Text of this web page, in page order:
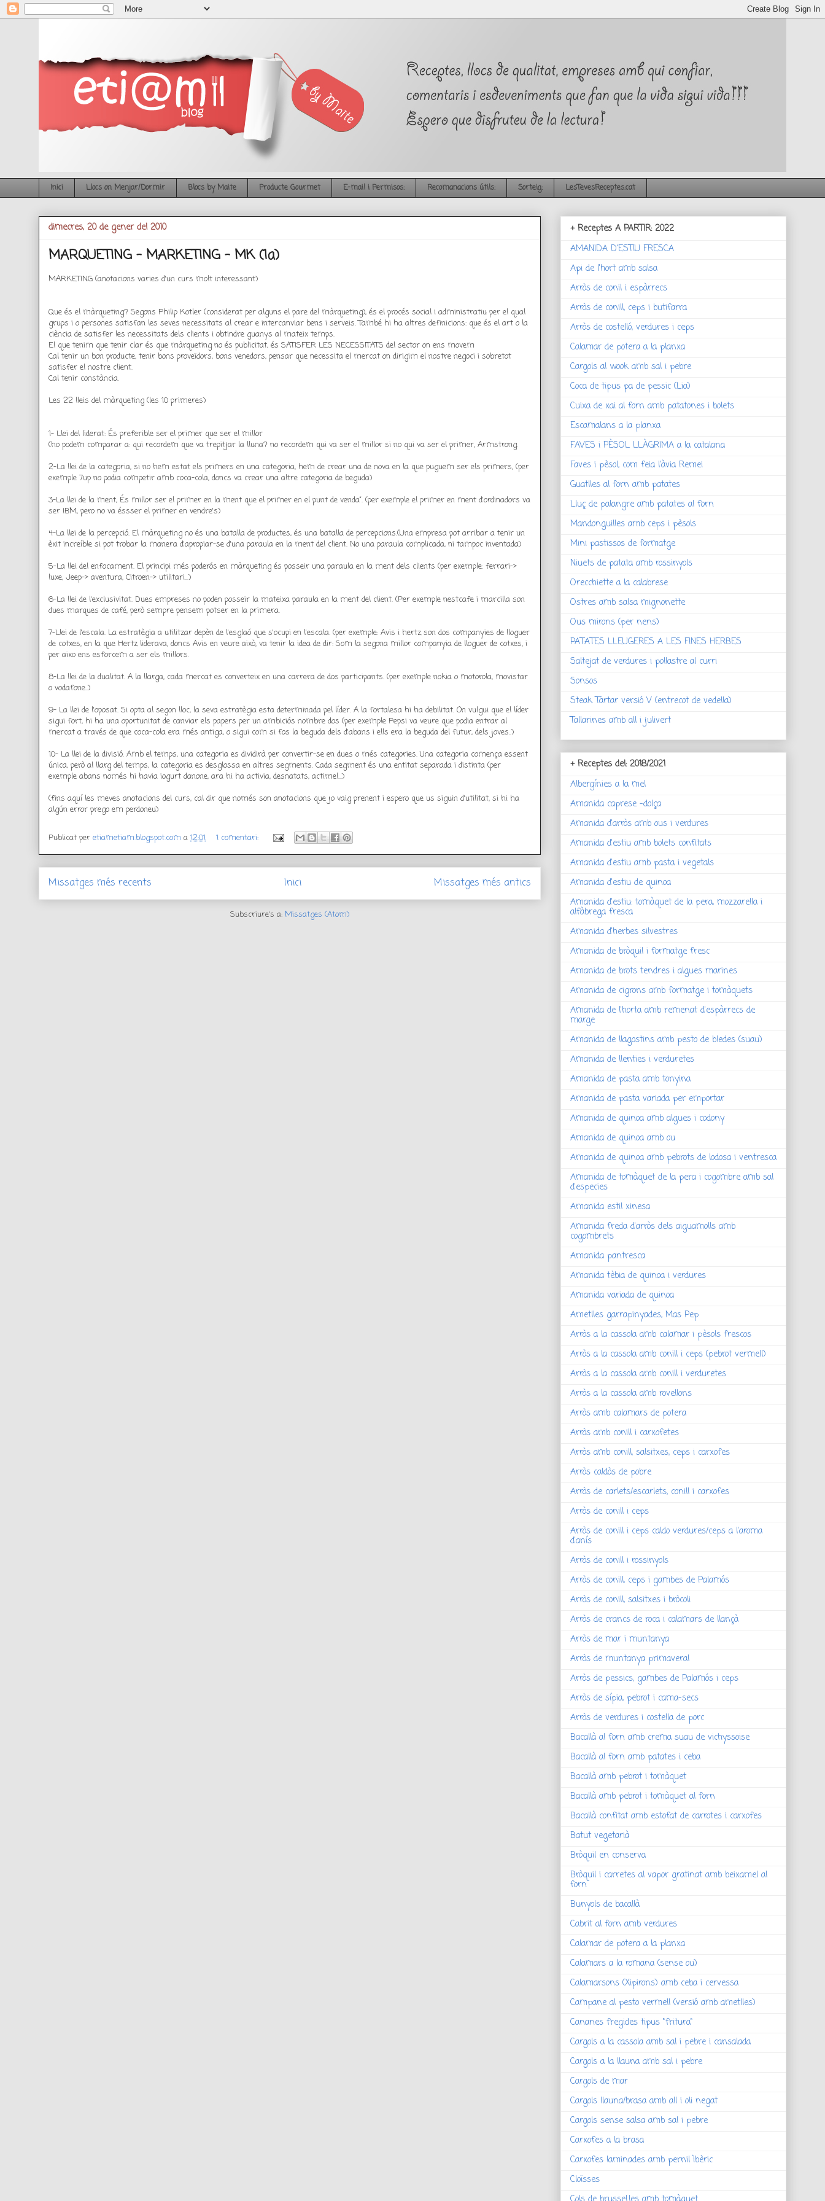
Inici Llocs on Menjar/Dormir Blocs by Maite Producte Gourmet E-mail i Permisos: Recomanacions útils: Sorteig: LesTevesReceptes.cat
dimecres, 20 de gener del 2010
MARQUETING - MARKETING - MK (1a)
MARKETING (anotacions varies d'un curs molt interessant)
Que és el màrqueting? Segons Philip Kotler (considerat per alguns el pare del màrqueting), és el procés social i administratiu per el qual
grups i o persones satisfan les seves necessitats al crear e intercanviar bens i serveis. També hi ha altres definicions: que és el art o la
ciència de satisfer les necessitats dels clients i obtindre guanys al mateix temps.
El que tenim que tenir clar és que màrqueting no és publicitat, és SATISFER LES NECESSITATS del sector on ens movem
Cal tenir un bon producte, tenir bons proveïdors, bons venedors, pensar que necessita el mercat on dirigim el nostre negoci i sobretot
satisfer el nostre client.
Cal tenir constància.
Les 22 lleis del màrqueting (les 10 primeres)
1- Llei del liderat: És preferible ser el primer que ser el millor
(ho podem comparar a: qui recordem que va trepitjar la lluna? no recordem qui va ser el millor si no qui va ser el primer, Armstrong.
2-La llei de la categoria, si no hem estat els primers en una categoria, hem de crear una de nova en la que puguem ser els primers, (per
exemple 7up no podia competir amb coca-cola, doncs va crear una altre categoria de beguda)
3-La llei de la ment, És millor ser el primer en la ment que el primer en el punt de venda”. (per exemple el primer en ment d'ordinadors va
ser IBM, pero no va éssser el primer en vendre's)
4-La llei de la percepció. El màrqueting no és una batalla de productes, és una batalla de percepcions.(Una empresa pot arribar a tenir un
èxit increíble si pot trobar la manera d'apropiar-se d'una paraula en la ment del client. No una paraula complicada, ni tampoc inventada)
5-La llei del enfocament. El principi més poderós en màrqueting és posseir una paraula en la ment dels clients (per exemple: ferrari->
luxe, Jeep-> aventura, Citroen-> utilitari...)
6-La llei de l'exclusivitat. Dues empreses no poden posseir la mateixa paraula en la ment del client. (Per exemple nestcafe i marcilla son
dues marques de café, però sempre pensem potser en la primera.
7-Llei de l'escala. La estratègia a utilitzar depèn de l'esglaó que s'ocupi en l'escala. (per exemple: Avis i hertz son dos companyies de lloguer
de cotxes, en la que Hertz liderava, doncs Avis en veure això, va tenir la idea de dir: Som la segona millor companyia de lloguer de cotxes, i
per aixo ens esforcem a ser els millors.
8-La llei de la dualitat. A la llarga, cada mercat es converteix en una carrera de dos participants. (per exemple nokia o motorola, movistar
o vodafone..)
9- La llei de l'oposat. Si opta al segon lloc, la seva estratègia esta determinada pel líder. A la fortalesa hi ha debilitat. On vulgui que el líder
sigui fort, hi ha una oportunitat de canviar els papers per un ambiciós nombre dos (per exemple Pepsi va veure que podia entrar al
mercat a través de que coca-cola era més antiga, o sigui com si fos la beguda dels d'abans i ells era la beguda del futur, dels joves..)
10- La llei de la divisió. Amb el temps, una categoria es dividirà per convertir-se en dues o més categories. Una categoria comença essent
única, però al llarg del temps, la categoria es desglossa en altres segments. Cada segment és una entitat separada i distinta (per
exemple abans només hi havia iogurt danone, ara hi ha activia, desnatats, actimel...)
(fins aquí les meves anotacions del curs, cal dir que només son anotacions que jo vaig prenent i espero que us siguin d'utilitat, si hi ha
algún error prego em perdoneu)
Publicat per etiametiam.blogspot.com a 12:01 1 comentari:
Missatges més recents Missatges més antics
Inici
Subscriure's a: Missatges (Atom)
+ Receptes A PARTIR: 2022
AMANIDA D'ESTIU FRESCA
Api de l'hort amb salsa
Arròs de conil i espàrrecs
Arròs de conill, ceps i butifarra
Arròs de costelló, verdures i ceps
Calamar de potera a la planxa
Cargols al wook amb sal i pebre
Coca de tipus pa de pessic (Lia)
Cuixa de xai al forn amb patatones i bolets
Escamalans a la planxa
FAVES i PÈSOL LLÀGRIMA a la catalana
Faves i pèsol, com feia l'àvia Remei
Guatlles al forn amb patates
Lluç de palangre amb patates al forn
Mandonguilles amb ceps i pèsols
Mini pastissos de formatge
Niuets de patata amb rossinyols
Orecchiette a la calabrese
Ostres amb salsa mignonette
Ous mirons (per nens)
PATATES LLEUGERES A LES FINES HERBES
Saltejat de verdures i pollastre al curri
Sonsos
Steak Tártar versió V (entrecot de vedella)
Tallarines amb all i julivert
+ Receptes del: 2018/2021
Albergínies a la mel
Amanida caprese -dolça
Amanida d'arròs amb ous i verdures
Amanida d'estiu amb bolets confitats
Amanida d'estiu amb pasta i vegetals
Amanida d'estiu de quinoa
Amanida d'estiu: tomàquet de la pera, mozzarella i
alfàbrega fresca
Amanida d'herbes silvestres
Amanida de bròquil i formatge fresc
Amanida de brots tendres i algues marines
Amanida de cigrons amb formatge i tomàquets
Amanida de l'horta amb remenat d'espàrrecs de
marge
Amanida de llagostins amb pesto de bledes (suau)
Amanida de llenties i verduretes
Amanida de pasta amb tonyina
Amanida de pasta variada per emportar
Amanida de quinoa amb algues i codony
Amanida de quinoa amb ou
Amanida de quinoa amb pebrots de lodosa i ventresca
Amanida de tomàquet de la pera i cogombre amb sal
d'especies
Amanida estil xinesa
Amanida freda d'arròs dels aiguamolls amb
cogombrets
Amanida pantresca
Amanida tèbia de quinoa i verdures
Amanida variada de quinoa
Ametlles garrapinyades, Mas Pep
Arròs a la cassola amb calamar i pèsols frescos
Arròs a la cassola amb conill i ceps (pebrot vermell)
Arròs a la cassola amb conill i verduretes
Arròs a la cassola amb rovellons
Arròs amb calamars de potera
Arròs amb conill i carxofetes
Arròs amb conill, salsitxes, ceps i carxofes
Arròs caldòs de pobre
Arròs de carlets/escarlets, conill i carxofes
Arròs de conill i ceps
Arròs de conill i ceps caldo verdures/ceps a l'aroma
d'anís
Arròs de conill i rossinyols
Arròs de conill, ceps i gambes de Palamós
Arròs de conill, salsitxes i bròcoli
Arròs de crancs de roca i calamars de llançà
Arròs de mar i muntanya
Arròs de muntanya primaveral
Arròs de pessics, gambes de Palamós i ceps
Arròs de sípia, pebrot i cama-secs
Arròs de verdures i costella de porc
Bacallà al forn amb crema suau de vichyssoise
Bacallà al forn amb patates i ceba
Bacallà amb pebrot i tomàquet
Bacallà amb pebrot i tomàquet al forn
Bacallà confitat amb estofat de carrotes i carxofes
Batut vegetarià
Bròquil en conserva
Bròquil i carretes al vapor gratinat amb beixamel al
forn
Bunyols de bacallà
Cabrit al forn amb verdures
Calamar de potera a la planxa
Calamars a la romana (sense ou)
Calamarsons (Xipirons) amb ceba i cervessa
Campane al pesto vermell (versió amb ametlles)
Cananes fregides tipus "fritura"
Cargols a la cassola amb sal i pebre i cansalada
Cargols a la llauna amb sal i pebre
Cargols de mar
Cargols llauna/brasa amb all i oli negat
Cargols sense salsa amb sal i pebre
Carxofes a la brasa
Carxofes laminades amb pernil ìbèric
Cloïsses